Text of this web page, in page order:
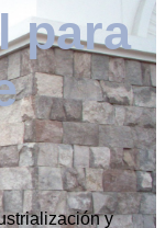
para
y